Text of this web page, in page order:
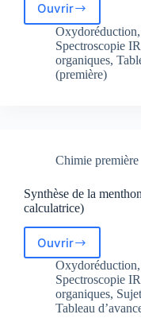
OuvrirL’acide
thioglycolique
dans
les
produits
Oxydoréduction,
Spectroscopie IR
organiques,
(première)
Chimie première
Synthèse de la
calculatrice)
OuvrirSynthèse
de
la
menthone
à
Oxydoréduction,
Spectroscopie IR
organiques,
Tableau